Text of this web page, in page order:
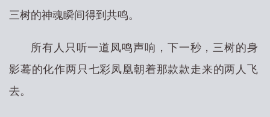
三树的神魂瞬间得到共鸣。
所有人只听一道凤鸣声响，下一秒，三树的身
影蓦的化作两只七彩凤凰朝着那款款走来的两人飞
去。